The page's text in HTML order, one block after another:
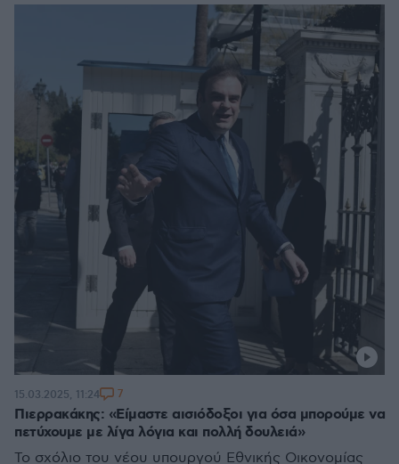
Πιερρακάκης: «Είμαστε αισιόδοξοι για όσα μπορούμε να
πετύχουμε με λίγα λόγια και πολλή δουλειά»
Το σχόλιο του νέου υπουργού Εθνικής Οικονομίας
15.03.2025, 11:24 7